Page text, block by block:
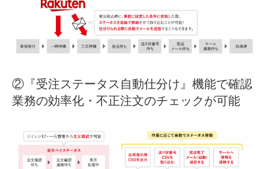
②『受注ステータス自動仕分け』機能で確認
業務の効率化・不正注文のチェックが可能